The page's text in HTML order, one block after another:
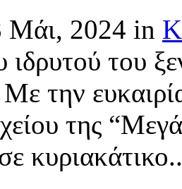
Μάι, 2024 in
ιδρυτού του
την
της